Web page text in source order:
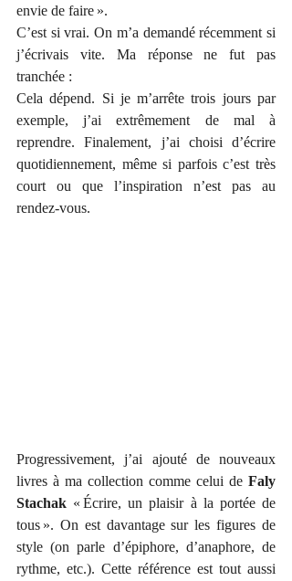
envie de faire ».
C’est si vrai. On m’a demandé récemment si
j’écrivais vite. Ma réponse ne fut pas
tranchée :
Cela dépend. Si je m’arrête trois jours par
exemple, j’ai extrêmement de mal à
reprendre. Finalement, j’ai choisi d’écrire
quotidiennement, même si parfois c’est très
court ou que l’inspiration n’est pas au
rendez-vous.
Progressivement, j’ai ajouté de nouveaux
livres à ma collection comme celui de Faly
Stachak « Écrire, un plaisir à la portée de
tous ». On est davantage sur les figures de
style (on parle d’épiphore, d’anaphore, de
rythme, etc.). Cette référence est tout aussi